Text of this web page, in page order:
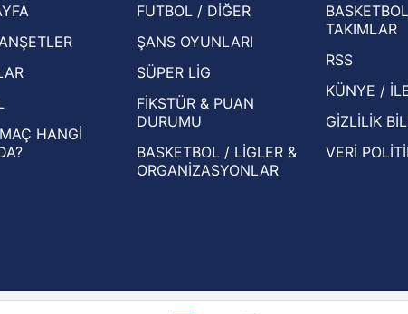
Kupası haberleri
Ligi haberleri
Ligi haberleri
Ligi haberleri
basından gündem olan
Beşiktaş'ın UEFA
Eleme Turu muhtemel
HANGİ
FUTBOL / DİĞER
ŞANS OYUNLARI
SÜPER LİG
FİKSTÜR & PUAN
DURUMU
BASKETBOL / LİGLER &
ORGANİZASYONLAR
TAKIMLAR
RSS
KÜNYE /
GİZLİLİK
VERİ